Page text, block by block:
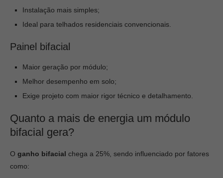
Instalação mais simples;
Ideal para telhados residenciais convencionais.
Painel bifacial
Maior geração por módulo;
Melhor desempenho em solo;
Exige projeto com maior rigor técnico e detalhamento.
Quanto a mais de energia um módulo
bifacial gera?
O ganho bifacial chega a 25%, sendo influenciado por fatores
como: